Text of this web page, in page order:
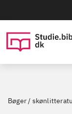
Bøger /